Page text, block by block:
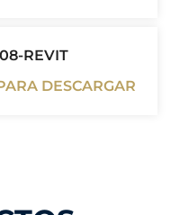
REVIT
DESCARGAR